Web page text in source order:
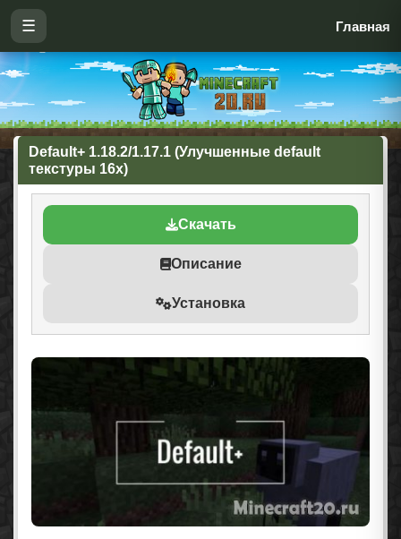
☰ Главная
Default+ 1.18.2/1.17.1 (Улучшенные default
текстуры 16x)
Скачать
Описание
Установка